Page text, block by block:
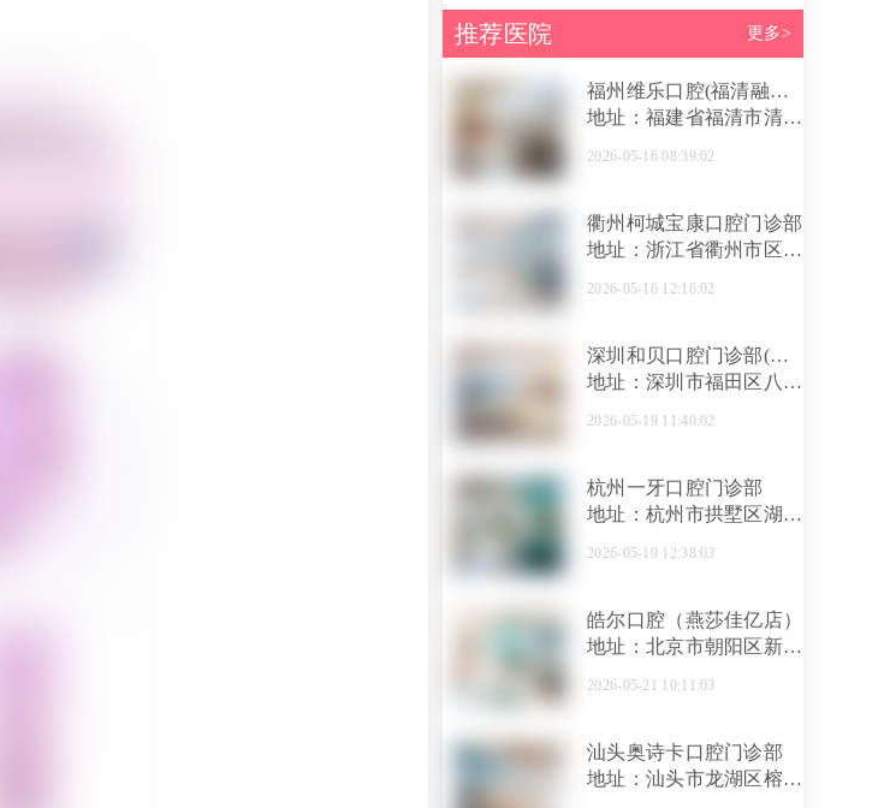
推荐医院 更多>
福州维乐口腔(福清融侨
城店)
地址：福建省福清市清昌
2026-05-16 08:39:02
衢州柯城宝康口腔门诊部
地址：浙江省衢州市区下
2026-05-16 12:16:02
深圳和贝口腔门诊部(禾
贝口腔门诊部)
地址：深圳市福田区八卦
2026-05-19 11:40:02
杭州一牙口腔门诊部
地址：杭州市拱墅区湖墅
2026-05-19 12:38:03
皓尔口腔（燕莎佳亿店）
地址：北京市朝阳区新源
2026-05-21 10:11:03
汕头奥诗卡口腔门诊部
地址：汕头市龙湖区榕江